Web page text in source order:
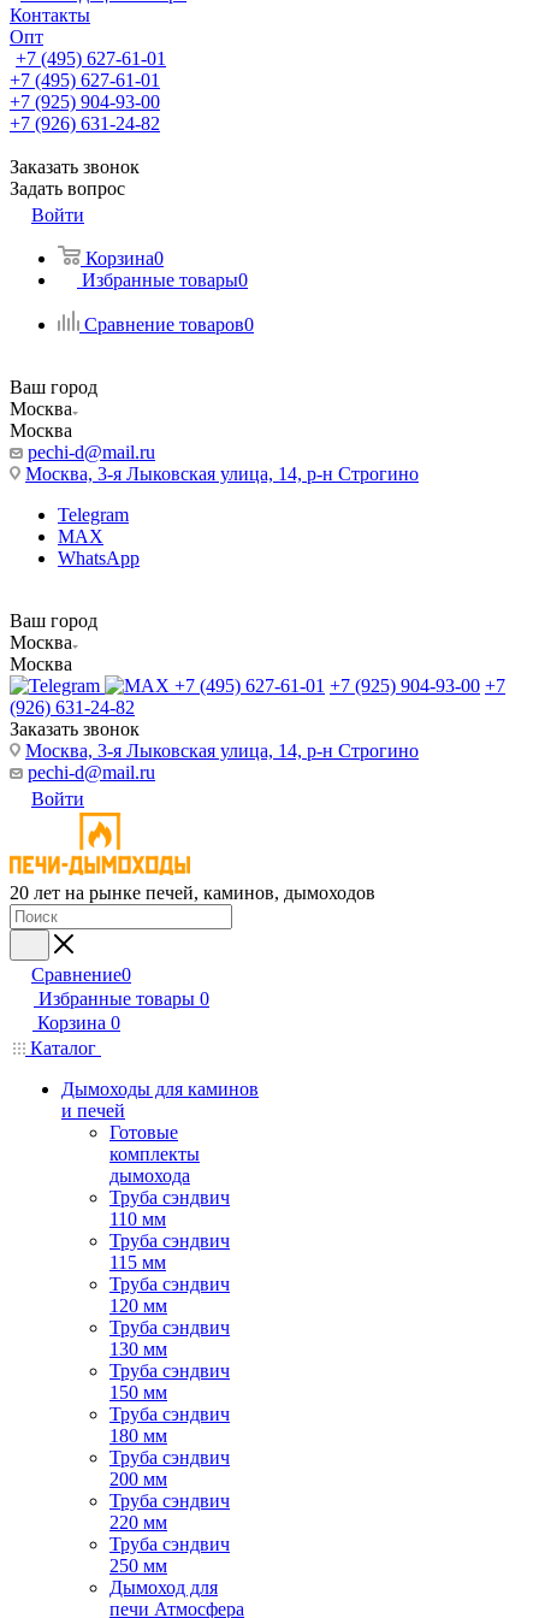
Контакты
Опт
+7 (495) 627-61-01
+7 (495) 627-61-01
+7 (925) 904-93-00
+7 (926) 631-24-82
Заказать звонок
Задать вопрос
Войти
Корзина0
Избранные товары0
Сравнение товаров0
Ваш город
Москва
Москва
pechi-d@mail.ru
Москва, 3-я Лыковская улица, 14, р-н Строгино
Telegram
MAX
WhatsApp
Ваш город
Москва
Москва
+7 (495) 627-61-01 +7 (925) 904-93-00 +7
(926) 631-24-82
Заказать звонок
Москва, 3-я Лыковская улица, 14, р-н Строгино
pechi-d@mail.ru
Войти
20 лет на рынке печей, каминов, дымоходов
Сравнение0
Избранные товары 0
Корзина 0
Каталог
Дымоходы для каминов
и печей
Готовые
комплекты
дымохода
Труба сэндвич
110 мм
Труба сэндвич
115 мм
Труба сэндвич
120 мм
Труба сэндвич
130 мм
Труба сэндвич
150 мм
Труба сэндвич
180 мм
Труба сэндвич
200 мм
Труба сэндвич
220 мм
Труба сэндвич
250 мм
Дымоход для
печи Атмосфера